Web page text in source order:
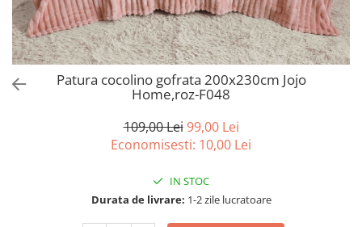
Bumbac satinat
Bumbac policoton
Compatibile cu saltea
90x200cm
100x200cm
Patura cocolino gofrata 200x230cm Jojo
Home,roz-F048
109,00 Lei 99,00 Lei
Economisesti: 10,00 Lei
IN STOC
Durata de livrare: 1-2 zile lucratoare